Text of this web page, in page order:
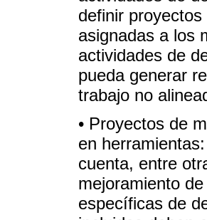
definir
asignadas a los
actividades de
pueda generar
trabajo no
• Proyectos de
en
cuenta, entre
mejoramiento
específicas de